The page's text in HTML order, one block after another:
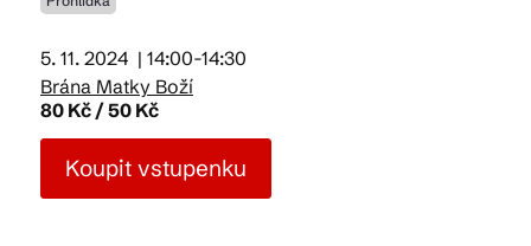
Články
Suvenýry
5. 11. 2024 | 14:00-14:30
Brána Matky Boží
80 Kč / 50 Kč
Koupit vstupenku